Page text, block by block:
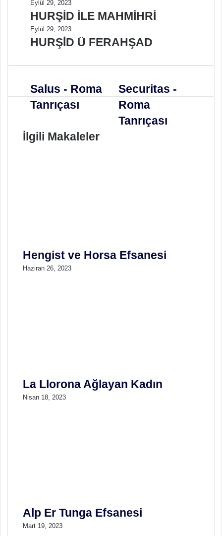
Eylül 29, 2023
HURŞİD İLE MAHMİHRİ
Eylül 29, 2023
HURŞİD Ü FERAHŞAD
Salus - Roma
Tanrıçası
Securitas -
Roma
Tanrıçası
İlgili Makaleler
Hengist ve Horsa Efsanesi
Haziran 26, 2023
La Llorona Ağlayan Kadın
Nisan 18, 2023
Alp Er Tunga Efsanesi
Mart 19, 2023